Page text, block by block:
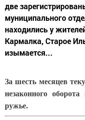
две
муниципального
находились у
Кармалка, Старое
изымается...
За шесть месяцев
незаконного оборота
ружье.